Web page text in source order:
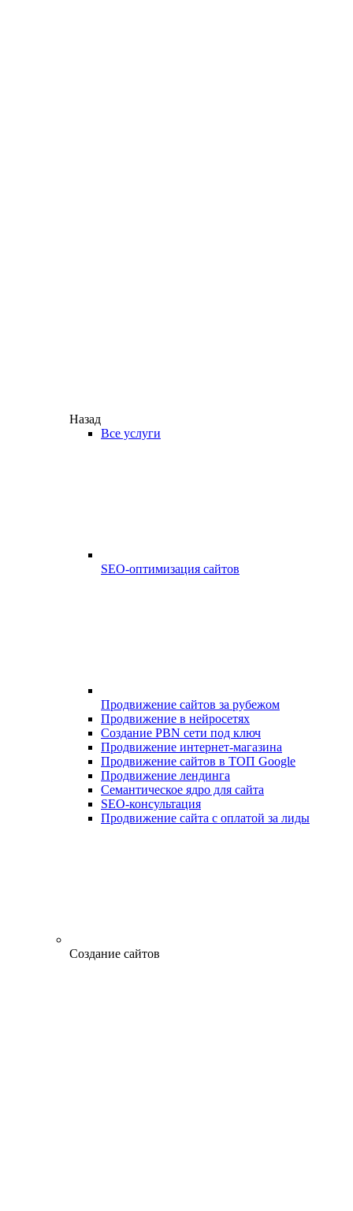
Назад
Все услуги
SEO-оптимизация сайтов
Продвижение сайтов за рубежом
Продвижение в нейросетях
Создание PBN сети под ключ
Продвижение интернет-магазина
Продвижение сайтов в ТОП Google
Продвижение лендинга
Семантическое ядро для сайта
SEO-консультация
Продвижение сайта с оплатой за лиды
Создание сайтов